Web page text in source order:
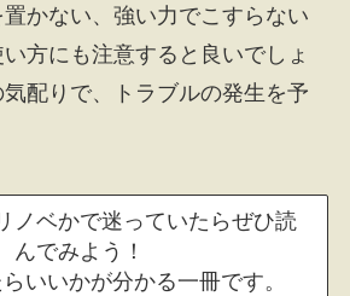
かない、強い力でこすらない
方にも注意すると良いでしょ
配りで、トラブルの発生を予
ノベかで迷っていたらぜひ読
んでみよう！
いいかが分かる一冊です。